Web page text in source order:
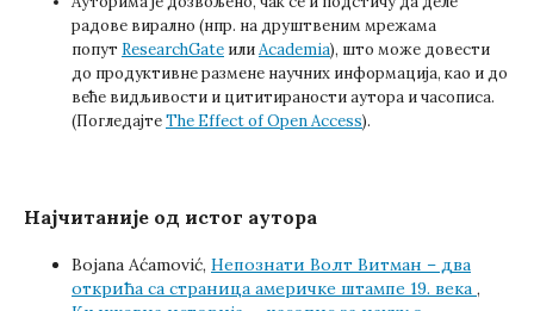
радове вирално (нпр. на друштвеним мрежама
попут ResearchGate илиAcademia), што може довести
до продуктивне размене научних информација, као и до
веће видљивости и цититираности аутора и часописа.
(ПогледајтеThe Effect of Open Access).
Најчитаније од истог аутора
Bojana Aćamović, Непознати Волт Витман – два
открића са страница америчке штампе 19. века ,